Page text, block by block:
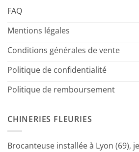
FAQ
Mentions légales
Conditions générales de vente
Politique de confidentialité
Politique de remboursement
CHINERIES FLEURIES
Brocanteuse installée à Lyon (69),